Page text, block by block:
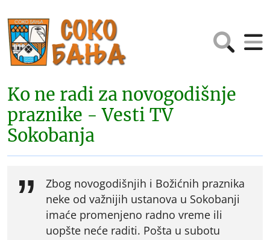
Ko ne radi za novogodišnje
praznike - Vesti TV
Sokobanja
Zbog novogodišnjih i Božićnih praznika
neke od važnijih ustanova u Sokobanji
imaće promenjeno radno vreme ili
uopšte neće raditi. Pošta u subotu